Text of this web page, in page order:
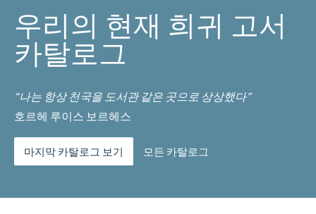
우리의 현재 희귀 고서
카탈로그
“나는 항상 천국을 도서관 같은 곳으로 상상했다”
호르헤 루이스 보르헤스
마지막 카탈로그 보기 모든 카탈로그